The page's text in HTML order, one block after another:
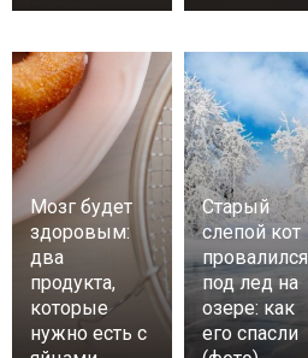
Мозг будет
здоровым:
два
продукта,
которые
нужно есть с
Старый
слепой кот
провалился
под лед на
озере: как
его спасли